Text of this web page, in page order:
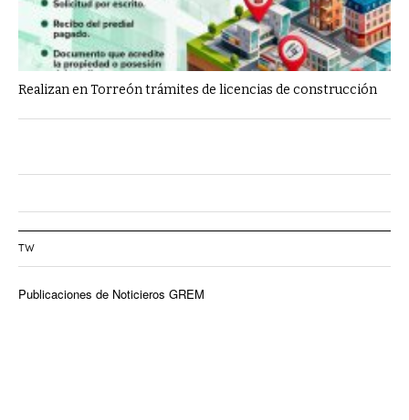
Realizan en Torreón trámites de licencias de construcción
TW
Publicaciones de Noticieros GREM